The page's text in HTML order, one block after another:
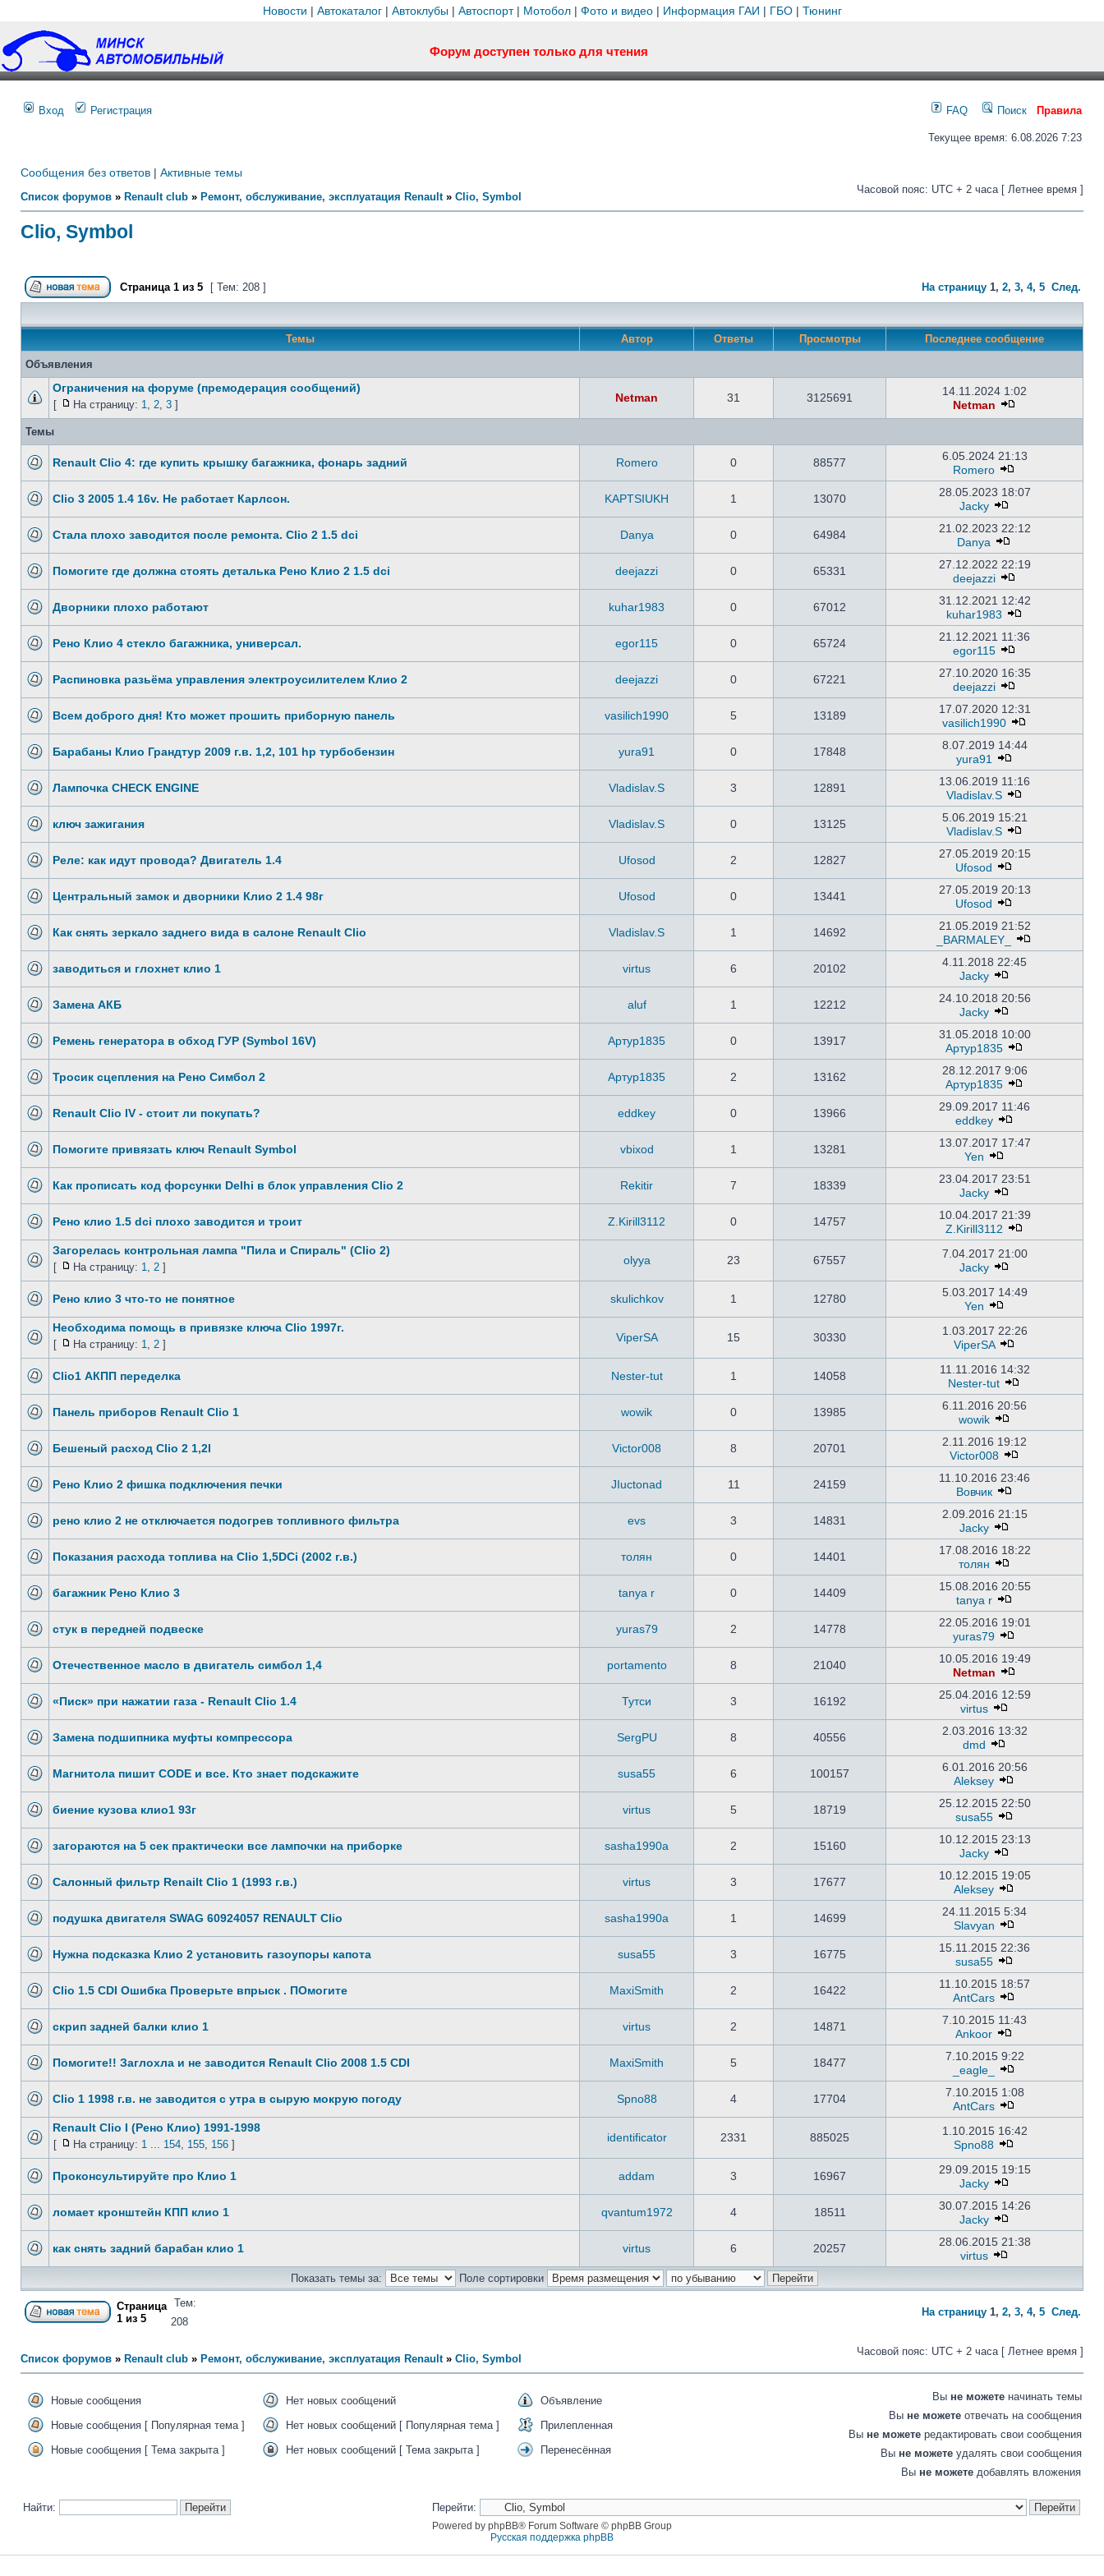
Новости | Автокаталог| Автоклубы| Автоспорт| Мотобол| Фото и видео| Информация ГАИ | ГБО| Тюнинг
Форум доступен только для чтения
Вход Регистрация FAQ Поиск Правила
Текущее время: 6.08.2026 7:23
Сообщения без ответов | Активные темы
Список форумов » Renault club » Ремонт, обслуживание, эксплуатация Renault» Clio, Symbol
Часовой пояс: UTC + 2 часа [ Летнее время ]
Clio, Symbol
Страница 1 из 5 [ Тем: 208 ] На страницу 1, 2, 3, 4, 5 След.
Темы Автор Ответы Просмотры Последнее сообщение
Объявления
Ограничения на форуме (премодерация сообщений)
[ На страницу: 1, 2, 3 ]
Netman 31 3125691
14.11.2024 1:02
Netman
Темы
Renault Clio 4: где купить крышку багажника, фонарь задний Romero 0 88577
6.05.2024 21:13
Romero
Clio 3 2005 1.4 16v. Не работает Карлсон. KAPTSIUKH 1 13070
28.05.2023 18:07
Jacky
Стала плохо заводится после ремонта. Clio 2 1.5 dci Danya 0 64984
21.02.2023 22:12
Danya
Помогите где должна стоять деталька Рено Клио 2 1.5 dci deejazzi 0 65331
27.12.2022 22:19
deejazzi
Дворники плохо работают kuhar1983 0 67012
31.12.2021 12:42
kuhar1983
Рено Клио 4 стекло багажника, универсал. egor115 0 65724
21.12.2021 11:36
egor115
Распиновка разьёма управления электроусилителем Клио 2 deejazzi 0 67221
27.10.2020 16:35
deejazzi
Всем доброго дня! Кто может прошить приборную панель vasilich1990 5 13189
17.07.2020 12:31
vasilich1990
Барабаны Клио Грандтур 2009 г.в. 1,2, 101 hp турбобензин yura91 0 17848
8.07.2019 14:44
yura91
Лампочка CHECK ENGINE Vladislav.S 3 12891
13.06.2019 11:16
Vladislav.S
ключ зажигания Vladislav.S 0 13125
5.06.2019 15:21
Vladislav.S
Реле: как идут провода? Двигатель 1.4 Ufosod 2 12827
27.05.2019 20:15
Ufosod
Центральный замок и дворники Клио 2 1.4 98г Ufosod 0 13441
27.05.2019 20:13
Ufosod
Как снять зеркало заднего вида в салоне Renault Clio Vladislav.S 1 14692
21.05.2019 21:52
_BARMALEY_
заводиться и глохнет клио 1 virtus 6 20102
4.11.2018 22:45
Jacky
Замена АКБ aluf 1 12212
24.10.2018 20:56
Jacky
Ремень генератора в обход ГУР (Symbol 16V) Артур1835 0 13917
31.05.2018 10:00
Артур1835
Тросик сцепления на Рено Симбол 2 Артур1835 2 13162
28.12.2017 9:06
Артур1835
Renault Clio IV - cтоит ли покупать? eddkey 0 13966
29.09.2017 11:46
eddkey
Помогите привязать ключ Renault Symbol vbixod 1 13281
13.07.2017 17:47
Yen
Как прописать код форсунки Delhi в блок управления Clio 2 Rekitir 7 18339
23.04.2017 23:51
Jacky
Рено клио 1.5 dci плохо заводится и троит Z.Kirill3112 0 14757
10.04.2017 21:39
Z.Kirill3112
Загорелась контрольная лампа "Пила и Спираль" (Clio 2)
[ На страницу: 1, 2 ]
olyya 23 67557
7.04.2017 21:00
Jacky
Рено клио 3 что-то не понятное skulichkov 1 12780
5.03.2017 14:49
Yen
Необходима помощь в привязке ключа Clio 1997г.
[ На страницу: 1, 2 ]
ViperSA 15 30330
1.03.2017 22:26
ViperSA
Clio1 АКПП переделка Nester-tut 1 14058
11.11.2016 14:32
Nester-tut
Панель приборов Renault Clio 1 wowik 0 13985
6.11.2016 20:56
wowik
Бешеный расход Clio 2 1,2l Victor008 8 20701
2.11.2016 19:12
Victor008
Рено Клио 2 фишка подключения печки JIuctonad 11 24159
11.10.2016 23:46
Вовчик
рено клио 2 не отключается подогрев топливного фильтра evs 3 14831
2.09.2016 21:15
Jacky
Показания расхода топлива на Clio 1,5DCi (2002 г.в.) толян 0 14401
17.08.2016 18:22
толян
багажник Рено Клио 3 tanya r 0 14409
15.08.2016 20:55
tanya r
стук в передней подвеске yuras79 2 14778
22.05.2016 19:01
yuras79
Отечественное масло в двигатель симбол 1,4 portamento 8 21040
10.05.2016 19:49
Netman
«Писк» при нажатии газа - Renault Clio 1.4 Тутси 3 16192
25.04.2016 12:59
virtus
Замена подшипника муфты компрессора SergPU 8 40556
2.03.2016 13:32
dmd
Магнитола пишит CODE и все. Кто знает подскажите susa55 6 100157
6.01.2016 20:56
Aleksey
биение кузова клио1 93г virtus 5 18719
25.12.2015 22:50
susa55
загораются на 5 сек практически все лампочки на приборке sasha1990a 2 15160
10.12.2015 23:13
Jacky
Cалонный фильтр Renailt Clio 1 (1993 г.в.) virtus 3 17677
10.12.2015 19:05
Aleksey
подушка двигателя SWAG 60924057 RENAULT Clio sasha1990a 1 14699
24.11.2015 5:34
Slavyan
Нужна подсказка Клио 2 установить газоупоры капота susa55 3 16775
15.11.2015 22:36
susa55
Clio 1.5 CDI Ошибка Проверьте впрыск . ПОмогите MaxiSmith 2 16422
11.10.2015 18:57
AntCars
скрип задней балки клио 1 virtus 2 14871
7.10.2015 11:43
Ankoor
Помогите!! Заглохла и не заводится Renault Clio 2008 1.5 CDI MaxiSmith 5 18477
7.10.2015 9:22
_eagle_
Clio 1 1998 г.в. не заводится с утра в сырую мокрую погоду Spno88 4 17704
7.10.2015 1:08
AntCars
Renault Clio I (Рено Клио) 1991-1998
[ На страницу: 1 ... 154, 155, 156 ]
identificator 2331 885025
1.10.2015 16:42
Spno88
Проконсультируйте про Клио 1 addam 3 16967
29.09.2015 19:15
Jacky
ломает кронштейн КПП клио 1 qvantum1972 4 18511
30.07.2015 14:26
Jacky
как снять задний барабан клио 1 virtus 6 20257
28.06.2015 21:38
virtus
Показать темы за: Поле сортировки
Страница
1 из 5
Тем:
208
На страницу 1, 2, 3, 4, 5 След.
Список форумов » Renault club » Ремонт, обслуживание, эксплуатация Renault» Clio, Symbol
Часовой пояс: UTC + 2 часа [ Летнее время ]
Новые сообщения Нет новых сообщений
Объявление
Новые сообщения [ Популярная тема ]
Нет новых сообщений [ Популярная тема ]
Прилепленная
Новые сообщения [ Тема закрыта ]
Нет новых сообщений [ Тема закрыта ] Перенесённая
Вы не можете начинать темы
Вы не можете отвечать на сообщения
Вы не можете редактировать свои сообщения
Вы не можете удалять свои сообщения
Вы не можете добавлять вложения
Найти: Перейти:
Powered by phpBB® Forum Software © phpBB Group
Русская поддержка phpBB